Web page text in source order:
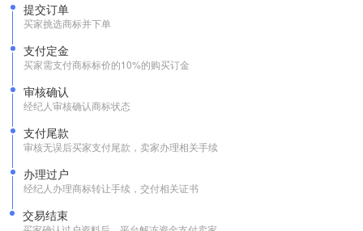
提交订单
买家挑选商标并下单
支付定金
买家需支付商标标价的10%的购买订金
审核确认
经纪人审核确认商标状态
支付尾款
审核无误后买家支付尾款，卖家办理相关手续
办理过户
经纪人办理商标转让手续，交付相关证书
交易结束